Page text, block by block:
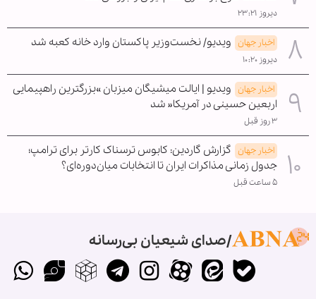
دیروز ۲۳:۲۱
اخبار جهان ویدیو/ نخست‌وزیر پاکستان وارد خانه کعبه شد
دیروز ۱۰:۲۰
اخبار جهان ویدیو | ایالت میشیگان میزبان »بزرگترین راهپیمایی
اربعین حسینی در آمریکا« شد
۳ روز قبل
اخبار جهان گزارش گاردین: کابوس ترسناک کارتر برای ترامپ؛
جدول زمانی مذاکرات ایران تا انتخابات میان‌دوره‌ای؟
۵ ساعت قبل
صدای شیعیان بی‌رسانه